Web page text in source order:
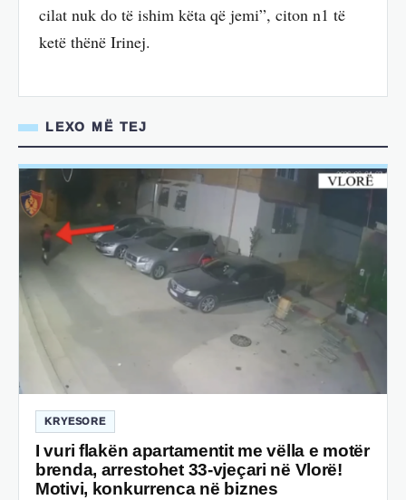
cilat nuk do të ishim këta që jemi”, citon n1 të
ketë thënë Irinej.
LEXO MË TEJ
KRYESORE
I vuri flakën apartamentit me vëlla e motër
brenda, arrestohet 33-vjeçari në Vlorë!
Motivi, konkurrenca në biznes